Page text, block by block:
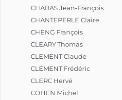
CHABAS Jean-François
CHANTEPERLE Claire
CHENG François
CLEARY Thomas
CLEMENT Claude
CLEMENT Frédéric
CLERC Hervé
COHEN Michel